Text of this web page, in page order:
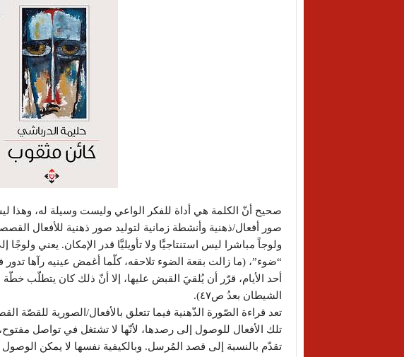
صحيح أنّ الكلمة هي أداة للفكر الواعي وليست وسيلة له، وهذا
صور أفعال/ذهنية وأنشطة زمانية لتوليد صور ذهنية للأفعال
ولوجاً مباشرا ليس استنتاجيَّا ولا تأويليَّا قدر الإمكان. يعني
“ضوء”، (ما زالت بقعة الضوء تلاحقه، كلّما أغمض عينيه رآها
أحد الأيام، قرّر أن يُلقيَ القبض عليها، إلا أنّ ذلك كان يتطلّب
الشيطان بعدُ ص٤٧).
تعد قراءة الصّورة الذّهنية فيما تتعلق بالأفعال/الصورية للقصّة
تلك الأفعال للوصول إلى رصدها، لأنّها لا تشتغل في تواصل
تقدّم بالنسبة إلى قصد المُرسل. وبالكيفية نفسها لا يمكن الوصول